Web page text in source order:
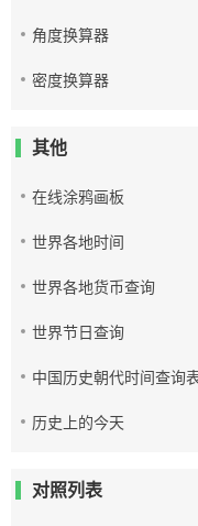
角度换算器
密度换算器
其他
在线涂鸦画板
世界各地时间
世界各地货币查询
世界节日查询
中国历史朝代时间查询
历史上的今天
对照列表